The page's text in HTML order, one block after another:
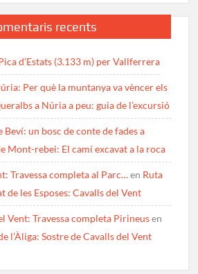
recents
d’Estats (3.133 m) per Vallferrera
Per què la muntanya va vèncer els
a Núria a peu: guia de l’excursió
Beví: un bosc de conte de fades a
Mont-rebei: El camí excavat a la roca
Travessa completa al Parc…en Ruta
de les Esposes: Cavalls del Vent
Vent: Travessa completa Pirineusen
l’Àliga: Sostre de Cavalls del Vent